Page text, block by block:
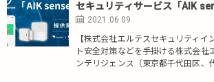
セキュリティサービス「AIK
2021.06.09
【株式会社エルテスセキュリティイ
ト安全対策などを手掛ける株式会社
ンテリジェンス（東京都千代田区、